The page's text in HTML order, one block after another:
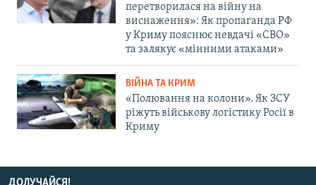
перетворилася на війну на
виснаження»: Як пропаганда РФ
у Криму пояснює невдачі «СВО»
та залякує «мінними атаками»
ВІЙНА ТА КРИМ
«Полювання на колони». Як ЗСУ
ріжуть військову логістику Росії в
Криму
ДОЛУЧАЙСЯ!